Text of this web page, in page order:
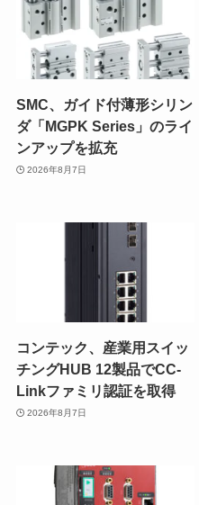
SMC、ガイド付薄形シリン
ダ「MGPK Series」のライ
ンアップを拡充
2026年8月7日
コンテック、産業用スイッ
チングHUB 12製品でCC-
Linkファミリ認証を取得
2026年8月7日